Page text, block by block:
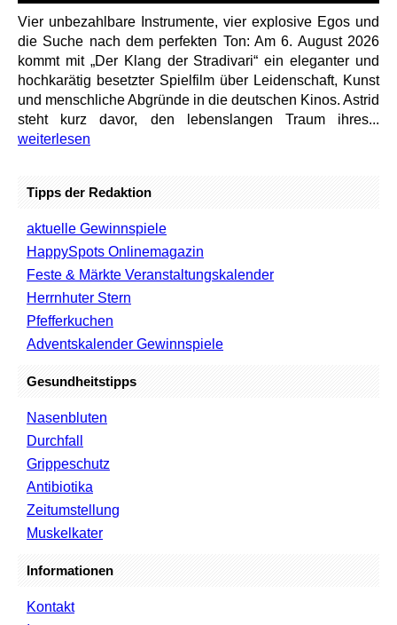
Vier unbezahlbare Instrumente, vier explosive Egos und
die Suche nach dem perfekten Ton: Am 6. August 2026
kommt mit „Der Klang der Stradivari“ ein eleganter und
hochkarätig besetzter Spielfilm über Leidenschaft, Kunst
und menschliche Abgründe in die deutschen Kinos. Astrid
steht kurz davor, den lebenslangen Traum ihres...
weiterlesen
Tipps der Redaktion
aktuelle Gewinnspiele
HappySpots Onlinemagazin
Feste & Märkte Veranstaltungskalender
Herrnhuter Stern
Pfefferkuchen
Adventskalender Gewinnspiele
Gesundheitstipps
Nasenbluten
Durchfall
Grippeschutz
Antibiotika
Zeitumstellung
Muskelkater
Informationen
Kontakt